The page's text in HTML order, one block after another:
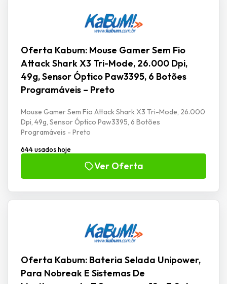
Oferta Kabum: Mouse Gamer Sem Fio
Attack Shark X3 Tri-Mode, 26.000 Dpi,
49g, Sensor Óptico Paw3395, 6 Botões
Programáveis – Preto
Mouse Gamer Sem Fio Attack Shark X3 Tri-Mode, 26.000
Dpi, 49g, Sensor Óptico Paw3395, 6 Botões
Programáveis - Preto
644 usados hoje
Ver Oferta
Oferta Kabum: Bateria Selada Unipower,
Para Nobreak E Sistemas De